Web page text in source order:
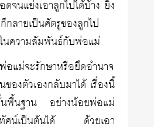
จนแย่งเอาลูกไปได้บ้าง ยิ่ง
ลายเป็นศัตรูของลูกไป
นความสัมพันธ์กับพ่อแม่
อแม่จะรักษาหรือยึดอำนาจ
องตัวเองกลับมาได้ เรื่องนี้
นพื้นฐาน อย่างน้อยพ่อแม่
ทัศน์เป็นต้นได้ ด้วยเอา